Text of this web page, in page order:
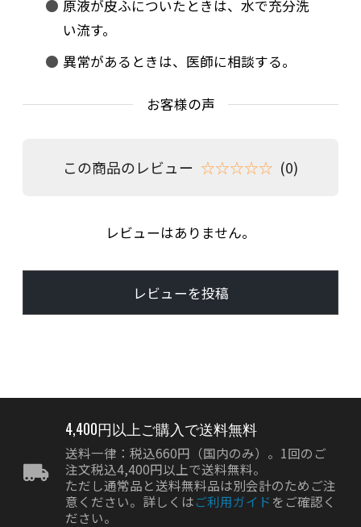
原液が皮ふについたときは、水で充分洗
い流す。
異常があるときは、医師に相談する。
お客様の声
この商品のレビュー ☆☆☆☆☆ (0)
レビューはありません。
レビューを投稿
4,400円以上ご購入で送料無料
送料一律：税込660円（国内のみ）。1回のご
注文税込4,400円以上で送料無料。
ただし通常品と送料無料品は別会計のためご注
意ください。詳しくはご利用ガイド をご確認く
ださい。